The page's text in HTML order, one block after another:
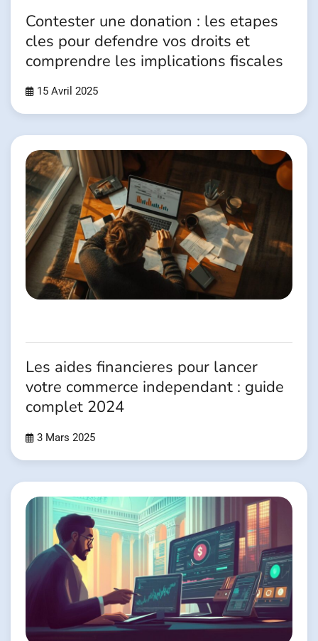
Contester une donation : les etapes
cles pour defendre vos droits et
comprendre les implications fiscales
15 Avril 2025
Les aides financieres pour lancer
votre commerce independant : guide
complet 2024
3 Mars 2025